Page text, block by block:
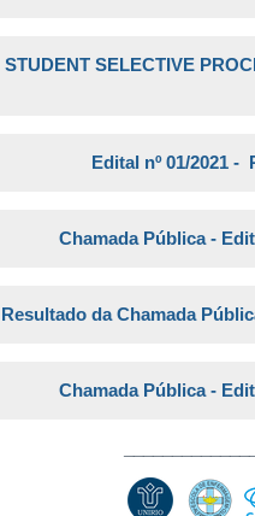
STUDENT SELECTIVE
Edital nº 01/2021 -
Chamada Pública -
Resultado da Chamada
Chamada Pública -